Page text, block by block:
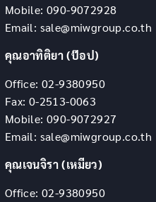
Mobile: 090-9072928
Email: sale@miwgroup.co.th
คุณอาทิติยา (ป๊อป)
Office: 02-9380950
Fax: 0-2513-0063
Mobile: 090-9072927
Email: sale@miwgroup.co.th
คุณเจนจิรา (เหมียว)
Office: 02-9380950